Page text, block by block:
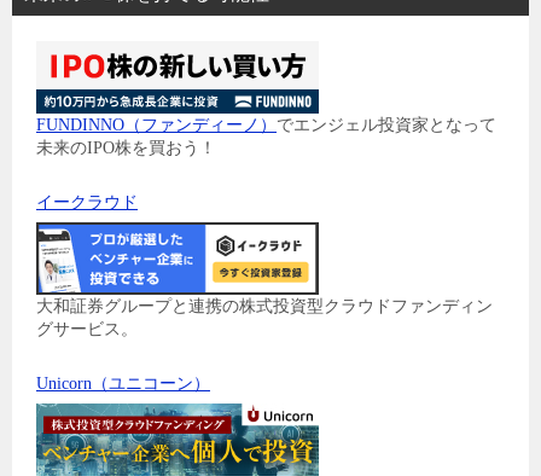
FUNDINNO（ファンディーノ） でエンジェル投資家となって
未来のIPO株を買おう！
イークラウド
大和証券グループと連携の株式投資型クラウドファンディン
グサービス。
Unicorn（ユニコーン）